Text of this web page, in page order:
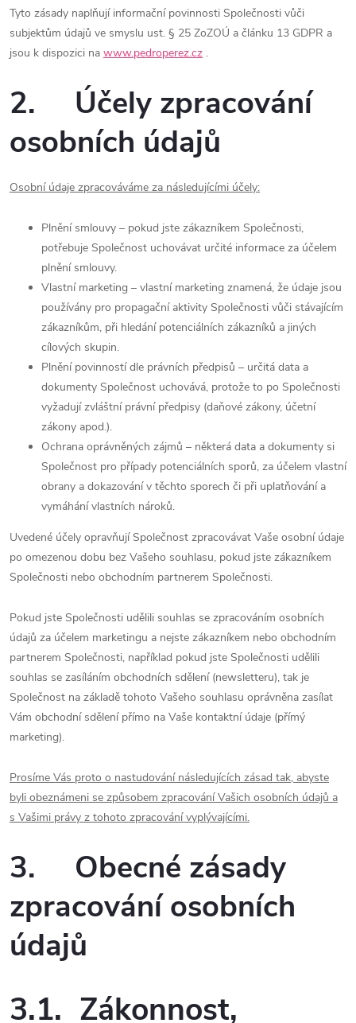
Tyto zásady naplňují informační povinnosti Společnosti vůči
subjektům údajů ve smyslu ust. § 25 ZoZOÚ a článku 13 GDPR a
jsou k dispozici na www.pedroperez.cz .
2. Účely zpracování
osobních údajů
Osobní údaje zpracováváme za následujícími účely:
Plnění smlouvy – pokud jste zákazníkem Společnosti,
potřebuje Společnost uchovávat určité informace za účelem
plnění smlouvy.
Vlastní marketing – vlastní marketing znamená, že údaje jsou
používány pro propagační aktivity Společnosti vůči stávajícím
zákazníkům, při hledání potenciálních zákazníků a jiných
cílových skupin.
Plnění povinností dle právních předpisů – určitá data a
dokumenty Společnost uchovává, protože to po Společnosti
vyžadují zvláštní právní předpisy (daňové zákony, účetní
zákony apod.).
Ochrana oprávněných zájmů – některá data a dokumenty si
Společnost pro případy potenciálních sporů, za účelem vlastní
obrany a dokazování v těchto sporech či při uplatňování a
vymáhání vlastních nároků.
Uvedené účely opravňují Společnost zpracovávat Vaše osobní údaje
po omezenou dobu bez Vašeho souhlasu, pokud jste zákazníkem
Společnosti nebo obchodním partnerem Společnosti.
Pokud jste Společnosti udělili souhlas se zpracováním osobních
údajů za účelem marketingu a nejste zákazníkem nebo obchodním
partnerem Společnosti, například pokud jste Společnosti udělili
souhlas se zasíláním obchodních sdělení (newsletteru), tak je
Společnost na základě tohoto Vašeho souhlasu oprávněna zasílat
Vám obchodní sdělení přímo na Vaše kontaktní údaje (přímý
marketing).
Prosíme Vás proto o nastudování následujících zásad tak, abyste
byli obeznámeni se způsobem zpracování Vašich osobních údajů a
s Vašimi právy z tohoto zpracování vyplývajícími.
3. Obecné zásady
zpracování osobních
údajů
3.1. Zákonnost,